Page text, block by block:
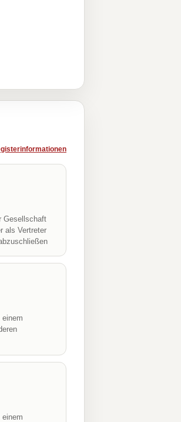
Gesellschaft
als Vertreter